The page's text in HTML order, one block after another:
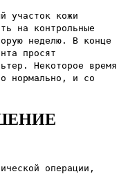
участок кожи
на контрольные
неделю. В конце
просят
Некоторое время
нормально, и со
операции,